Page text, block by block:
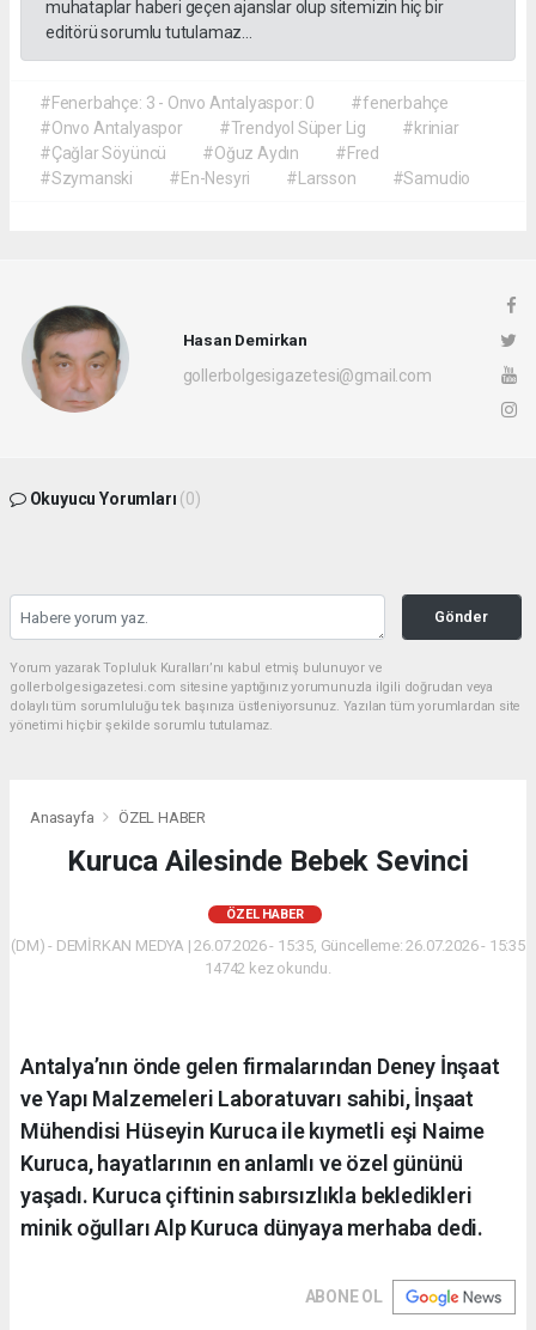
muhataplar haberi geçen ajanslar olup sitemizin hiç bir
editörü sorumlu tutulamaz...
#Fenerbahçe: 3 - Onvo Antalyaspor: 0
#fenerbahçe
#Onvo Antalyaspor
#Trendyol Süper Lig
#kriniar
#Çağlar Söyüncü
#Oğuz Aydın
#Fred
#Szymanski
#En-Nesyri #Larsson #Samudio
Hasan Demirkan
gollerbolgesigazetesi@gmail.com
Okuyucu Yorumları (0)
Gönder
Yorum yazarak Topluluk Kuralları’nı kabul etmiş bulunuyor ve
gollerbolgesigazetesi.com sitesine yaptığınız yorumunuzla ilgili doğrudan veya
dolaylı tüm sorumluluğu tek başınıza üstleniyorsunuz. Yazılan tüm yorumlardan site
yönetimi hiçbir şekilde sorumlu tutulamaz.
Anasayfa ÖZEL HABER
Kuruca Ailesinde Bebek Sevinci
ÖZEL HABER
(DM) - DEMİRKAN MEDYA | 26.07.2026 - 15:35, Güncelleme: 26.07.2026 - 15:35
14742 kez okundu.
Antalya’nın önde gelen firmalarından Deney İnşaat
ve Yapı Malzemeleri Laboratuvarı sahibi, İnşaat
Mühendisi Hüseyin Kuruca ile kıymetli eşi Naime
Kuruca, hayatlarının en anlamlı ve özel gününü
yaşadı. Kuruca çiftinin sabırsızlıkla bekledikleri
minik oğulları Alp Kuruca dünyaya merhaba dedi.
ABONE OL